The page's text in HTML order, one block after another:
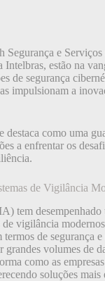
Segurança e
estão na
de segurança
impulsionam a
como uma
a enfrentar os
de Vigilância
tem desempenhado
de vigilância
de segurança
grandes volumes de
como as
soluções mais